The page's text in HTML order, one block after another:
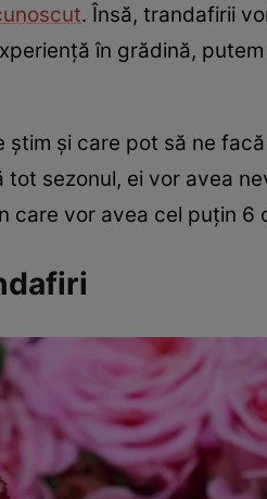
. Însă, trandafirii
în grădină,
și care pot să ne
sezonul, ei vor avea
care vor avea cel puțin 6